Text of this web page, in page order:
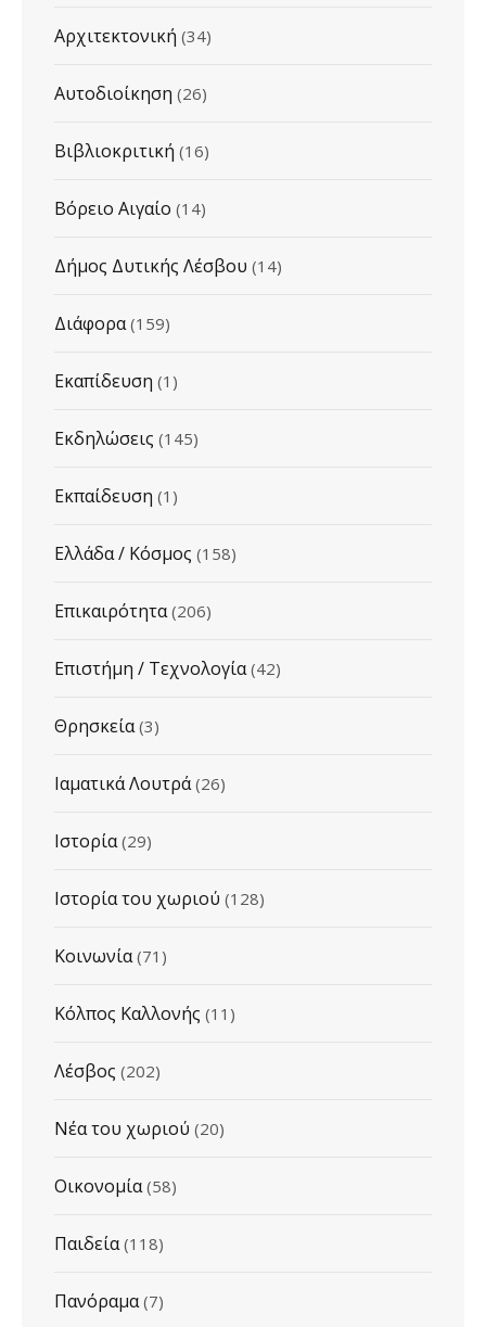
Αρχιτεκτονική (34)
Αυτοδιοίκηση (26)
Βιβλιοκριτική (16)
Βόρειο Αιγαίο (14)
Δήμος Δυτικής Λέσβου (14)
Διάφορα (159)
Εκαπίδευση (1)
Εκδηλώσεις (145)
Εκπαίδευση (1)
Ελλάδα / Κόσμος (158)
Επικαιρότητα (206)
Επιστήμη / Τεχνολογία (42)
Θρησκεία (3)
Ιαματικά Λουτρά (26)
Ιστορία (29)
Ιστορία του χωριού (128)
Κοινωνία (71)
Κόλπος Καλλονής (11)
Λέσβος (202)
Νέα του χωριού (20)
Οικονομία (58)
Παιδεία (118)
Πανόραμα (7)